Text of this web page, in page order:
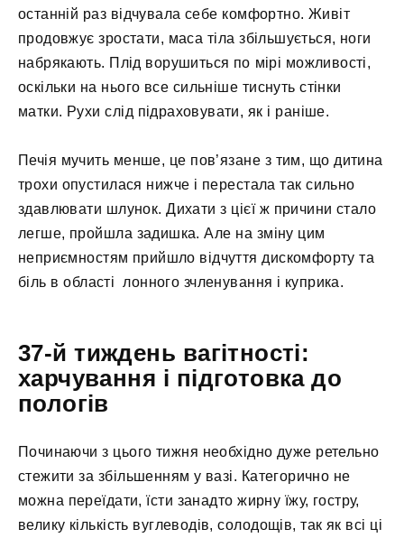
останній раз відчувала себе комфортно. Живіт
продовжує зростати, маса тіла збільшується, ноги
набрякають. Плід ворушиться по мірі можливості,
оскільки на нього все сильніше тиснуть стінки
матки. Рухи слід підраховувати, як і раніше.
Печія мучить менше, це пов’язане з тим, що дитина
трохи опустилася нижче і перестала так сильно
здавлювати шлунок. Дихати з цієї ж причини стало
легше, пройшла задишка. Але на зміну цим
неприємностям прийшло відчуття дискомфорту та
біль в області лонного зчленування і куприка.
37-й тиждень вагітності:
харчування і підготовка до
пологів
Починаючи з цього тижня необхідно дуже ретельно
стежити за збільшенням у вазі. Категорично не
можна переїдати, їсти занадто жирну їжу, гостру,
велику кількість вуглеводів, солодощів, так як всі ці